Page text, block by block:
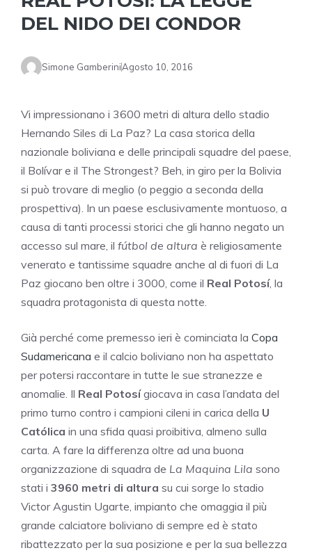
DEL NIDO DEI CONDOR
Simone GamberiniAgosto 10, 2016
Vi impressionano i 3600 metri di altura dello stadio
Hernando Siles di La Paz? La casa storica della
nazionale boliviana e delle principali squadre del paese,
il Bolívar e il The Strongest? Beh, in giro per la Bolivia
si può trovare di meglio (o peggio a seconda della
prospettiva). In un paese esclusivamente montuoso, a
causa di tanti processi storici che gli hanno negato un
accesso sul mare, il fútbol de altura è religiosamente
venerato e tantissime squadre anche al di fuori di La
Paz giocano ben oltre i 3000, come il Real Potosí, la
squadra protagonista di questa notte.
Già perché come premesso ieri è cominciata la Copa
Sudamericana e il calcio boliviano non ha aspettato
per potersi raccontare in tutte le sue stranezze e
anomalie. Il Real Potosígiocava in casa l’andata del
primo turno contro i campioni cileni in carica della U
Católica in una sfida quasi proibitiva, almeno sulla
carta. A fare la differenza oltre ad una buona
organizzazione di squadra de La Maquina Lila sono
stati i 3960 metri di altura su cui sorge lo stadio
Victor Agustin Ugarte, impianto che omaggia il più
grande calciatore boliviano di sempre ed è stato
ribattezzato per la sua posizione e per la sua bellezza